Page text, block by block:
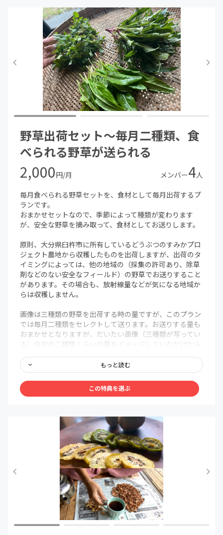
野草出荷セット～毎月二種類、食
べられる野草が送られる
2,000円/月 メンバー4人
毎月食べられる野草セットを、食材として毎月出荷するプ
ランです。
おまかせセットなので、季節によって種類が変わります
が、安全な野草を摘み取って、食材としてお送りします。
原則、大分県臼杵市に所有しているどうぶつのすみかプロ
ジェクト農地から収穫したものを出荷しますが、出荷のタ
イミングによっては、他の地域の（採集の許可あり、除草
剤などのない安全なフィールド）の野草でお送りすること
があります。その場合も、放射線量などが気になる地域か
らは収穫しません。
画像は三種類の野草を出荷する時の量ですが、このプラン
では毎月二種類をセレクトして送ります。お送りする量も
おまかせとなりますが、だいたい画像（三種類が写ってい
る）の中の二種類くらいの量をイメージしていただけたら
季節によって、採れる野草の量が極端に少ない月や、暑さ
で野草が発送に耐えられない時期もあります。その場合は
発送を見送り、別の季節に多めに入れるなどして調整して
土付き、根付きでお送りする場合もございますので、よく
洗って根っこは落として調理して下さい。
【内容】(2月収穫の一例です)
セイタカアワダチソウ、ヤエムグラ、スイバ、ヒメジョオ
（この中から食べられる野草2種類をセレクトします）
【2月の野草の召し上がり方(例)】
もっと読む
この特典を選ぶ